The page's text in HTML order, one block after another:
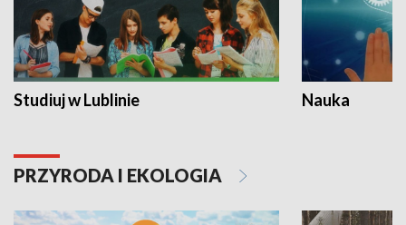
Studiuj w Lublinie Nauka
PRZYRODA I EKOLOGIA